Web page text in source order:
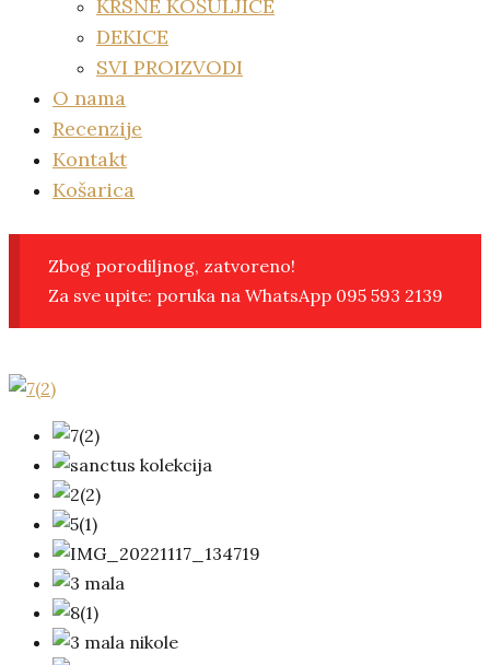
KRSNE KOŠULJICE
DEKICE
SVI PROIZVODI
O nama
Recenzije
Kontakt
Košarica
Zbog porodiljnog, zatvoreno!
Za sve upite: poruka na WhatsApp 095 593 2139